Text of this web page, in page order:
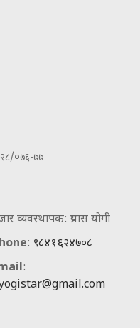
०७६-७७
व्यवस्थापक: प्रयास योगी
: ९८४१६२४७०८
: